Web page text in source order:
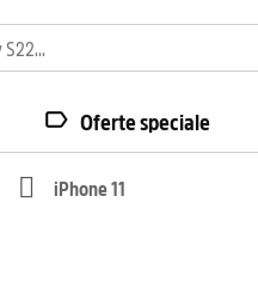
Oferte speciale
iPhone 11